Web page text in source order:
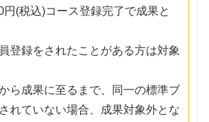
円(税込)コース登録完了で成果と
登録をされたことがある方は対象
ら成果に至るまで、同一の標準ブ
れていない場合、成果対象外とな